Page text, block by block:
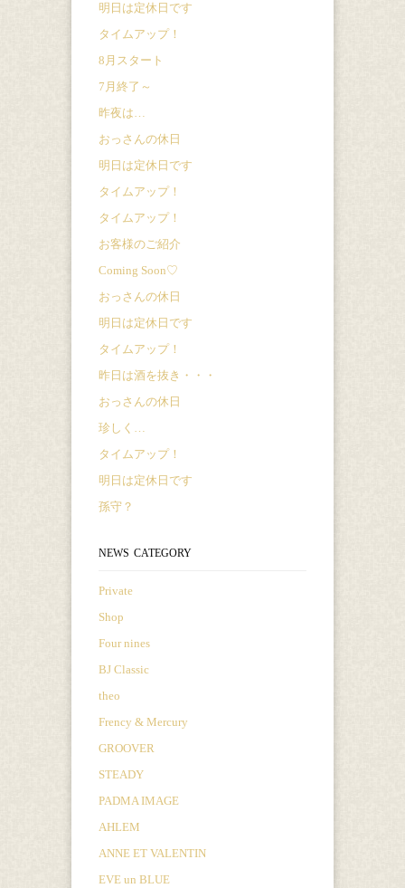
明日は定休日です
タイムアップ！
8月スタート
7月終了～
昨夜は…
おっさんの休日
明日は定休日です
タイムアップ！
タイムアップ！
お客様のご紹介
Coming Soon♡
おっさんの休日
明日は定休日です
タイムアップ！
昨日は酒を抜き・・・
おっさんの休日
珍しく…
タイムアップ！
明日は定休日です
孫守？
NEWS CATEGORY
Private
Shop
Four nines
BJ Classic
theo
Frency & Mercury
GROOVER
STEADY
PADMA IMAGE
AHLEM
ANNE ET VALENTIN
EVE un BLUE